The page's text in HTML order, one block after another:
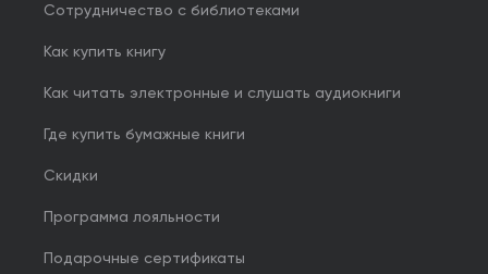
Сотрудничество с библиотеками
Как купить книгу
Как читать электронные и слушать аудиокниги
Где купить бумажные книги
Скидки
Программа лояльности
Подарочные сертификаты